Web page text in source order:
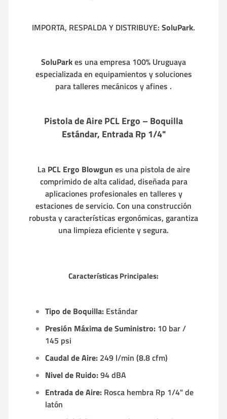
IMPORTA, RESPALDA Y DISTRIBUYE: SoluPark.
SoluParkes una empresa 100% Uruguaya
especializada en equipamientos y soluciones
para talleres mecánicos y afines .
Pistola de Aire PCL Ergo – Boquilla
Estándar, Entrada Rp 1/4"
La PCL Ergo Blowgun es una pistola de aire
comprimido de alta calidad, diseñada para
aplicaciones profesionales en talleres y
estaciones de servicio. Con una construcción
robusta y características ergonómicas, garantiza
una limpieza eficiente y segura.
Características Principales:
Tipo de Boquilla: Estándar
Presión Máxima de Suministro: 10 bar /
145 psi
Caudal de Aire: 249 l/min (8.8 cfm)
Nivel de Ruido:94 dBA
Entrada de Aire: Rosca hembra Rp 1/4" de
latón